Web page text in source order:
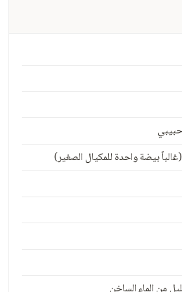
بيضة واحدة للمكيال الصغير)